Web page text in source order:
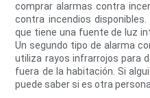
comprar alarmas contra
contra incendios
que tiene una fuente de luz
Un segundo tipo de alarma
utiliza rayos infrarrojos para
fuera de la habitación. Si
puede saber si es otra